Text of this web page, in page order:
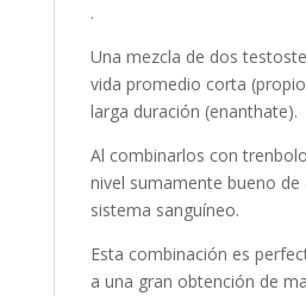
.
Una mezcla de dos
vida promedio corta
larga duración (enanthate).
Al combinarlos con
nivel sumamente bueno de
sistema sanguíneo.
Esta combinación es
a una gran obtención de